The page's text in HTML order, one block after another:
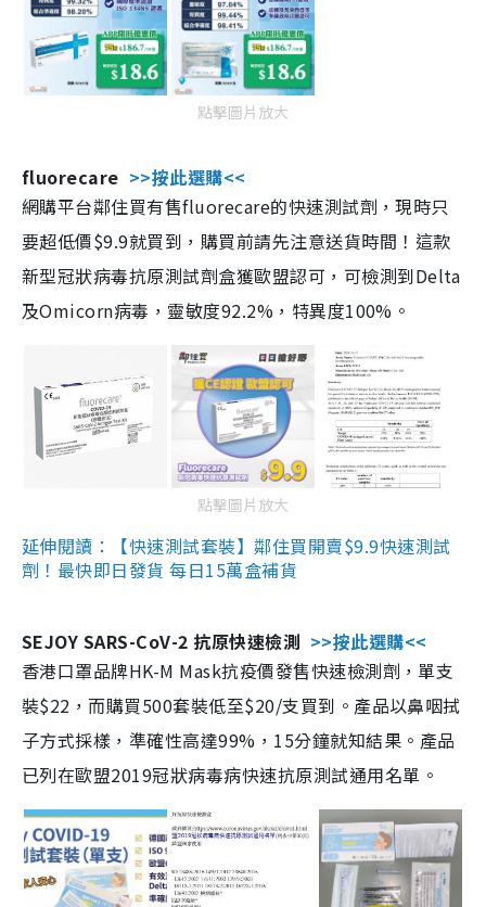
點擊圖片放大
fluorecare >>按此選購<<
網購平台鄰住買有售fluorecare的快速測試劑，現時只
要超低價$9.9就買到，購買前請先注意送貨時間！這款
新型冠狀病毒抗原測試劑盒獲歐盟認可，可檢測到Delta
及Omicorn病毒，靈敏度92.2%，特異度100%。
點擊圖片放大
延伸閱讀：【快速測試套裝】鄰住買開賣$9.9快速測試
劑！最快即日發貨 每日15萬盒補貨
SEJOY SARS-CoV-2 抗原快速檢測 >>按此選購<<
香港口罩品牌HK-M Mask抗疫價發售快速檢測劑，單支
裝$22，而購買500套裝低至$20/支買到。產品以鼻咽拭
子方式採樣，準確性高達99%，15分鐘就知結果。產品
已列在歐盟2019冠狀病毒病快速抗原測試通用名單。